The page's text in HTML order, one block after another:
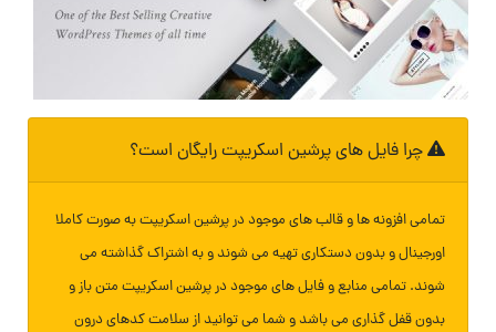
چرا فایل های پرشین اسکریپت رایگان است؟
تمامی افزونه ها و قالب های موجود در پرشین اسکریپت به صورت کاملا
اورجینال و بدون دستکاری تهیه می شوند و به اشتراک گذاشته می
شوند. تمامی منابع و فایل های موجود در پرشین اسکریپت متن باز و
بدون قفل گذاری می باشد و شما می توانید از سلامت کدهای درون